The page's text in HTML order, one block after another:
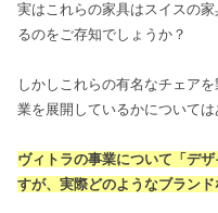
実はこれらの家具はスイスの
るのをご存知でしょうか？
しかしこれらの有名なチェア
業を展開しているかについては
ヴィトラの事業について「デ
すが、実際どのようなブランド